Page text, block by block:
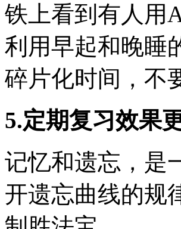
铁上看到有人用
利用早起和晚睡
碎片化时间，不
5.定期复习效果
记忆和遗忘，是
开遗忘曲线的规